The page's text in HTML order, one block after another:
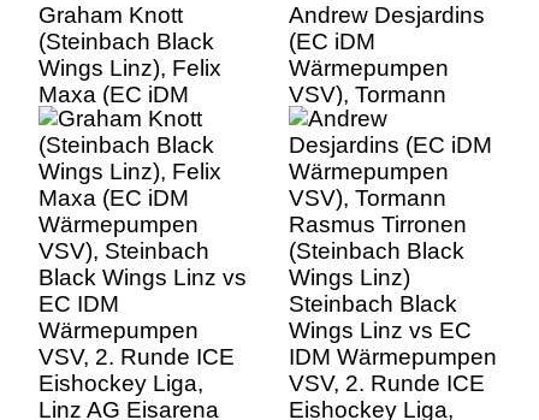
Graham Knott
(Steinbach Black
Wings Linz), Felix
Maxa (EC iDM
Wärmepumpen
VSV), Steinbach
Black Wings Linz vs
EC IDM
Wärmepumpen
VSV, 2. Runde ICE
Eishockey Liga,
Linz AG Eisarena
Andrew Desjardins
(EC iDM
Wärmepumpen
VSV), Tormann
Rasmus Tirronen
(Steinbach Black
Wings Linz)
Steinbach Black
Wings Linz vs EC
IDM Wärmepumpen
VSV, 2. Runde ICE
Eishockey Liga,
Linz AG Eisarena